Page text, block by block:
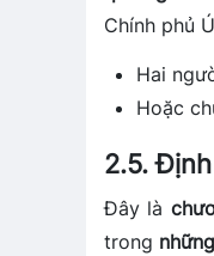
Chính phủ
Hai
Hoặc
2.5.
Đây là
trong